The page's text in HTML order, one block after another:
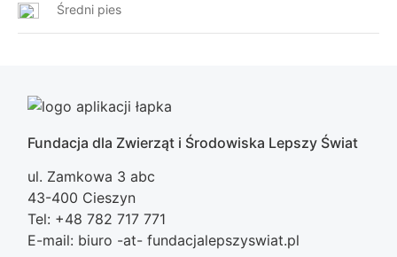
Średni pies
Fundacja dla Zwierząt i Środowiska Lepszy Świat
ul. Zamkowa 3 abc
43-400 Cieszyn
Tel: +48 782 717 771
E-mail: biuro -at- fundacjalepszyswiat.pl